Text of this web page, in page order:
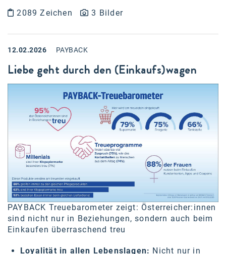
Schiefer Rechtsanwälte
Security KAG
smart
Strategie Austria
Strategy&
SW Umwelttechnik
TEDAI
TheVentury
VELUX
2089 Zeichen
3 Bilder
12.02.2026 PAYBACK
Liebe geht durch den (Einkaufs)wagen
PAYBACK Treuebarometer zeigt: Österreicher:innen
sind nicht nur in Beziehungen, sondern auch beim
Einkaufen überraschend treu
Loyalität in allen Lebenslagen: Nicht nur in